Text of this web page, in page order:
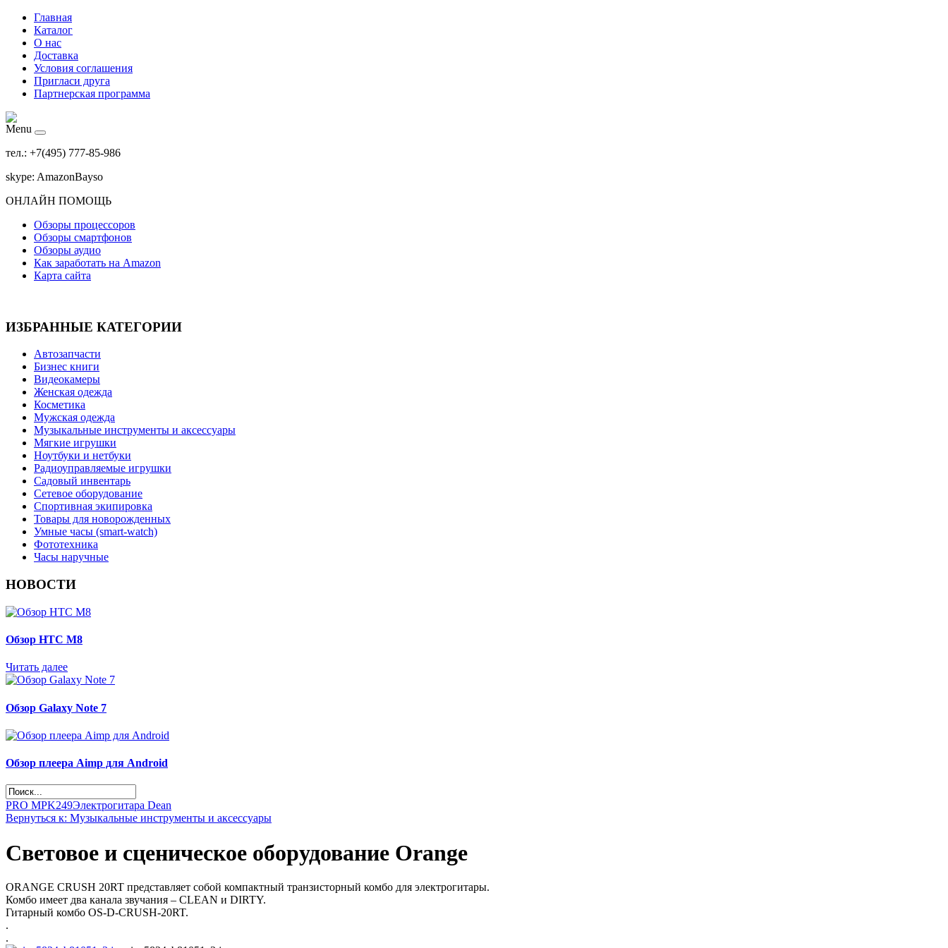
Главная
Каталог
О нас
Доставка
Условия соглашения
Пригласи друга
Партнерская программа
Menu
тел.: +7(495) 777-85-986
skype: AmazonBayso
ОНЛАЙН ПОМОЩЬ
Обзоры процессоров
Обзоры смартфонов
Обзоры аудио
Как заработать на Amazon
Карта сайта
ИЗБРАННЫЕ КАТЕГОРИИ
Автозапчасти
Бизнес книги
Видеокамеры
Женская одежда
Косметика
Мужская одежда
Музыкальные инструменты и аксессуары
Мягкие игрушки
Ноутбуки и нетбуки
Радиоуправляемые игрушки
Садовый инвентарь
Сетевое оборудование
Спортивная экипировка
Товары для новорожденных
Умные часы (smart-watch)
Фототехника
Часы наручные
НОВОСТИ
Обзор НТС М8
Читать далее
Обзор Galaxy Note 7
Обзор плеера Aimp для Android
PRO MPK249Электрогитара Dean
Вернуться к: Музыкальные инструменты и аксессуары
Световое и сценическое оборудование Orange
ORANGE CRUSH 20RT представляет собой компактный транзисторный комбо для электрогитары.
Комбо имеет два канала звучания – CLEAN и DIRTY.
Гитарный комбо OS-D-CRUSH-20RT.
.
.